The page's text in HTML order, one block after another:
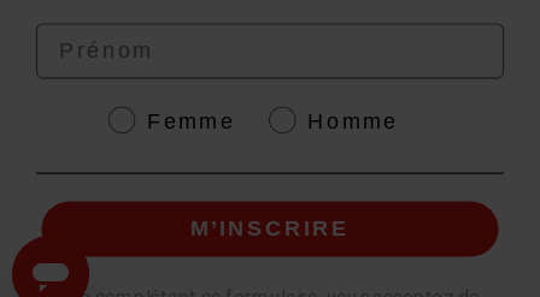
© EAFIT 2026 | Paiement sécurisé | *Norme AFNOR NF EN 17444. Voir fiche
produit.
granions.fr|punch-power.com
Prénom
GenreFemme Homme
M’INSCRIRE